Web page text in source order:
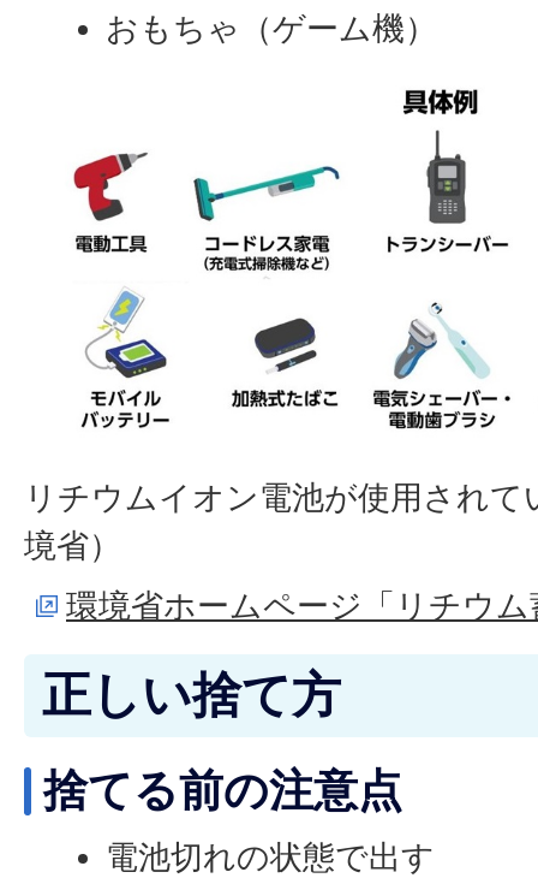
おもちゃ（ゲーム機）
リチウムイオン電池が使用され
境省）
環境省ホームページ「リチウム
正しい捨て方
捨てる前の注意点
電池切れの状態で出す